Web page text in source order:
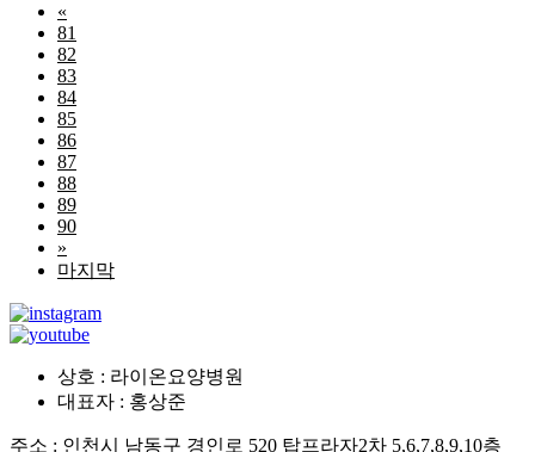
«
81
82
83
84
85
86
87
88
89
90
»
마지막
상호 : 라이온요양병원
대표자 : 홍상준
주소 : 인천시 남동구 경인로 520 탑프라자2차 5,6,7,8,9,10층